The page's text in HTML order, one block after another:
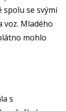
se svými
Mladého
mohlo
s